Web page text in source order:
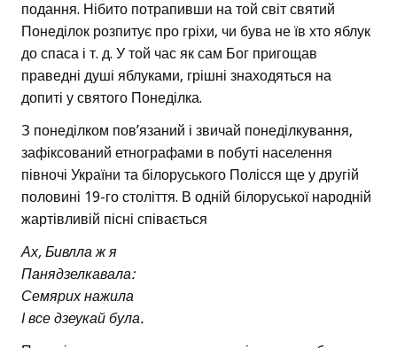
подання. Нібито потрапивши на той світ святий
Понеділок розпитує про гріхи, чи бува не їв хто яблук
до спаса і т. д. У той час як сам Бог пригощав
праведні душі яблуками, грішні знаходяться на
допиті у святого Понеділка.
З понеділком пов’язаний і звичай понеділкування,
зафіксований етнографами в побуті населення
півночі України та білоруського Полісся ще у другій
половині 19-го століття. В одній білоруської народній
жартівливій пісні співається
Ах, Бивлла ж я
Панядзелкавала:
Семярих нажила
І все дзеукай була.